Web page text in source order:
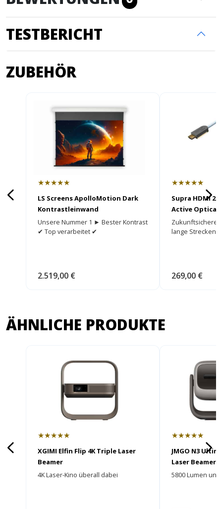
TESTBERICHT
ZUBEHÖR
★★★★★
LS Screens ApolloMotion Dark
Kontrastleinwand
Unsere Nummer 1 ► Bester Kontrast
✔ Top verarbeitet ✔
2.519,00 €
★★★★★
Supra HDMI 2.1
Active Optical
HDMI Kabel
Zukunftsicheres
lange Strecken.
269,00 €
ÄHNLICHE PRODUKTE
★★★★★
XGIMI Elfin Flip 4K Triple Laser
Beamer
4K Laser-Kino überall dabei
★★★★★
JMGO N3
Laser Beamer
5800 Lumen